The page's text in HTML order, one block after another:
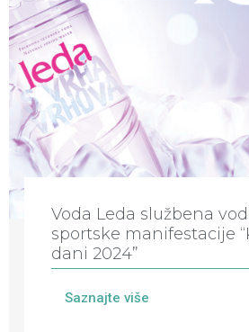
Voda Leda službena
sportske manifestacije
dani 2024”
Saznajte više